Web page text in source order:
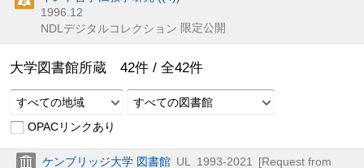
1996.12
NDLデジタルコレクション 限定公開
大学図書館所蔵 42件 / 全42件
すべての地域
すべての図書館
OPACリンクあり
ケンブリッジ大学 図書館 UL 1993-2021
[Request from